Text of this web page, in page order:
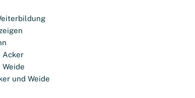
Acker
Weide
und Weide